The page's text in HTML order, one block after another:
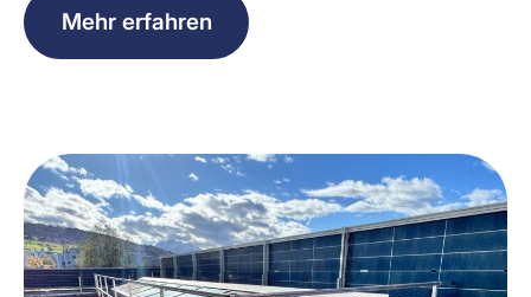
Mehr erfahren